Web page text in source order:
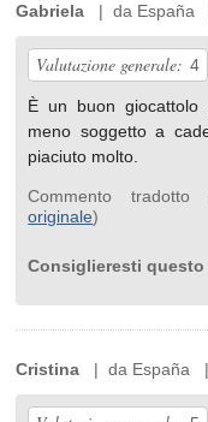
Gabriela | da España
Valutazione generale: 4
È un buon giocattolo
meno soggetto a
piaciuto molto.
Commento tradotto
originale)
Consiglieresti
Cristina | da España |